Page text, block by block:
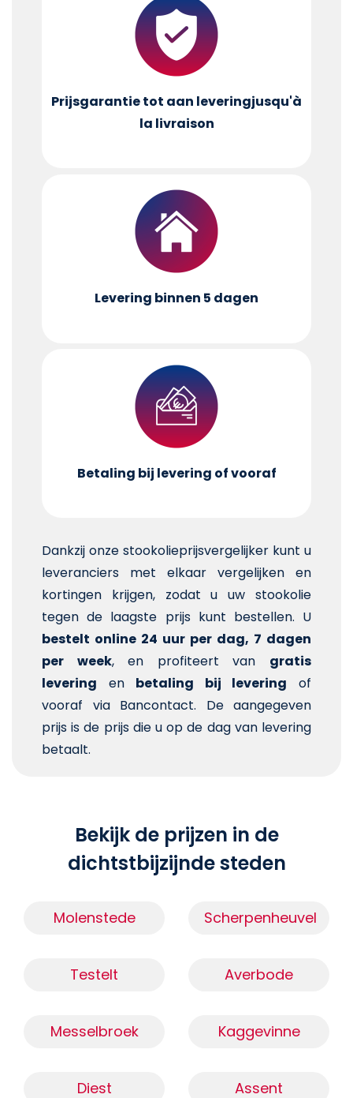
Prijsgarantie tot aan leveringjusqu'à
la livraison
Levering binnen 5 dagen
Betaling bij levering of vooraf
Dankzij onze stookolieprijsvergelijker kunt u
leveranciers met elkaar vergelijken en
kortingen krijgen, zodat u uw stookolie
tegen de laagste prijs kunt bestellen. U
bestelt online 24 uur per dag, 7 dagen
per week, en profiteert van gratis
levering en betaling bij levering of
vooraf via Bancontact. De aangegeven
prijs is de prijs die u op de dag van levering
betaalt.
Bekijk de prijzen in de
dichtstbijzijnde steden
Molenstede Scherpenheuvel
Testelt Averbode
Messelbroek Kaggevinne
Diest Assent